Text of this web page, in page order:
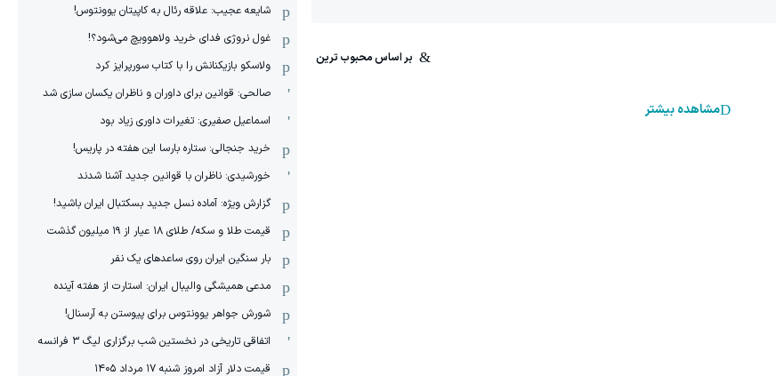
مشاهده بیشتر
شایعه عجیب: علاقه رئال به کاپیتان یوونتوس!
غول نروژی فدای خرید ولاهوویچ می‌شود؟!
ولاسکو بازیکنانش را با کتاب سورپرایز کرد
صالحی: قوانین برای داوران و ناظران یکسان سازی شد
اسماعیل صفیری: تغیرات داوری زیاد بود
خرید جنجالی: ستاره بارسا این هفته در پاریس!
خورشیدی: ناظران با قوانین جدید آشنا شدند
گزارش ویژه‌: آماده نسل جدید بسکتبال ایران باشید!
قیمت طلا و سکه/ طلای ۱۸ عیار از ۱۹ میلیون گذشت
بار سنگین ایران روی ساعدهای یک نفر
مدعی همیشگی والیبال ایران: استارت از هفته آینده
شورش جواهر یوونتوس برای پیوستن به آرسنال!
اتفاقی تاریخی در نخستین شب برگزاری لیگ ۳ فرانسه
قیمت دلار آزاد امروز شنبه ۱۷ مرداد ۱۴۰۵